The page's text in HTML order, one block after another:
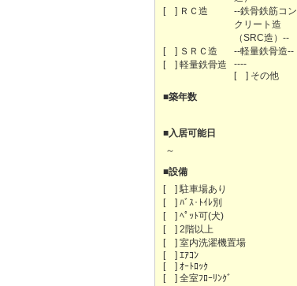
[ ] ＲＣ造
--鉄骨鉄筋コン
クリート造
（SRC造）--
[ ] ＳＲＣ造
--軽量鉄骨造--
[ ] 軽量鉄骨造
----
[ ] その他
■築年数
■入居可能日
～
■設備
[ ] 駐車場あり
[ ] ﾊﾞｽ･ﾄｲﾚ別
[ ] ﾍﾟｯﾄ可(犬)
[ ] 2階以上
[ ] 室内洗濯機置場
[ ] ｴｱｺﾝ
[ ] ｵｰﾄﾛｯｸ
[ ] 全室ﾌﾛｰﾘﾝｸﾞ